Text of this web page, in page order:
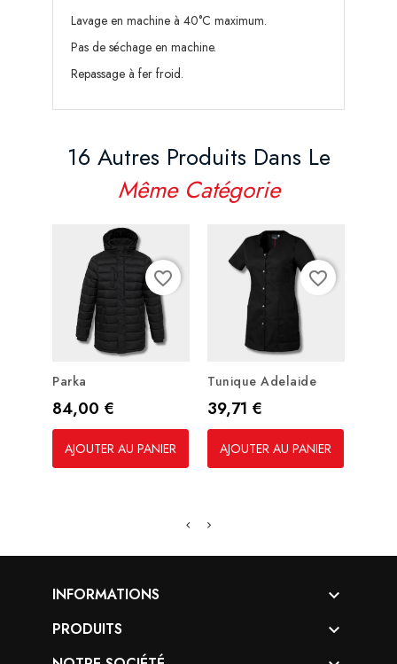
Lavage en machine à 40°C maximum.
Pas de séchage en machine.
Repassage à fer froid.
16 Autres Produits Dans Le
Même Catégorie
Parka
Prix
84,00 €
AJOUTER AU PANIER
favorite_border
Tunique Adelaide
Prix
39,71 €
AJOUTER AU PANIER
favorite_border
INFORMATIONS 
PRODUITS 